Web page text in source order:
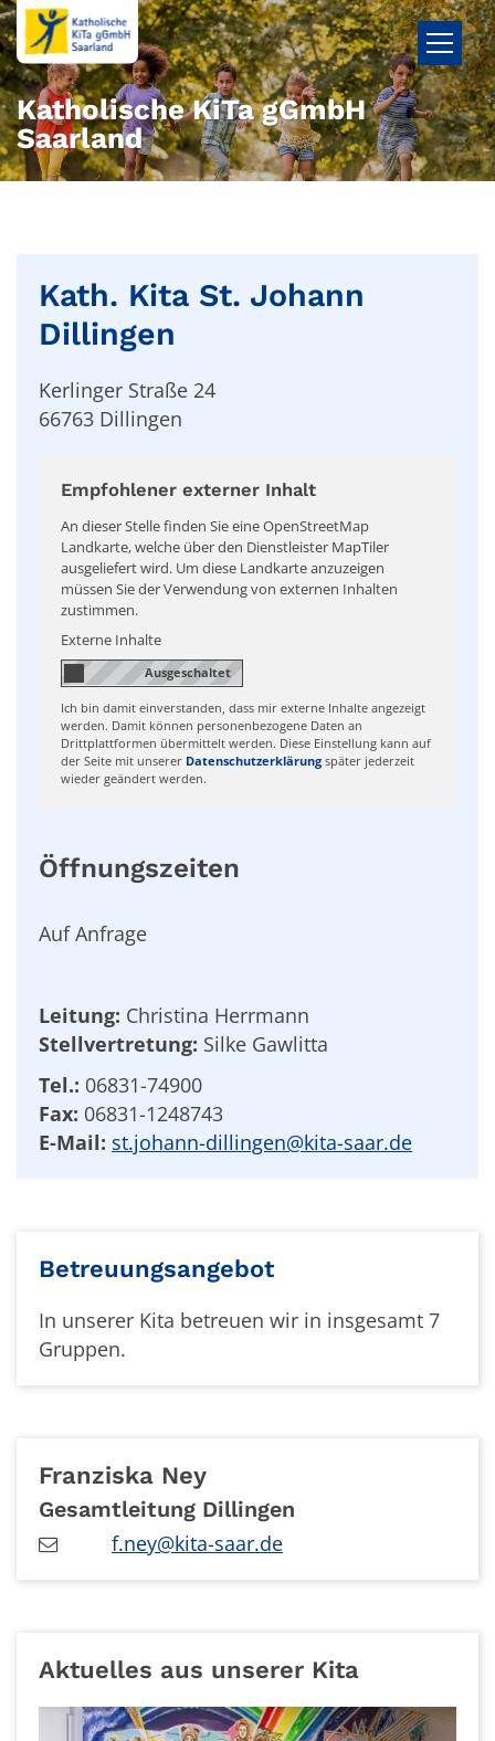
Zum Inhalt springen
Katholische KiTa gGmbH
Saarland
Kath. Kita St. Johann
Dillingen
Kerlinger Straße 24
66763 Dillingen
Empfohlener externer Inhalt
An dieser Stelle finden Sie eine OpenStreetMap
Landkarte, welche über den Dienstleister MapTiler
ausgeliefert wird. Um diese Landkarte anzuzeigen
müssen Sie der Verwendung von externen Inhalten
zustimmen.
Externe Inhalte
Ich bin damit einverstanden, dass mir externe Inhalte angezeigt
werden. Damit können personenbezogene Daten an
Drittplattformen übermittelt werden. Diese Einstellung kann auf
der Seite mit unserer Datenschutzerklärung später jederzeit
wieder geändert werden.
Öffnungszeiten
Auf Anfrage
Leitung: Christina Herrmann
Stellvertretung: Silke Gawlitta
Tel.: 06831-74900
Fax: 06831-1248743
E-Mail: st.johann-dillingen@kita-saar.de
Betreuungsangebot
In unserer Kita betreuen wir in insgesamt 7
Gruppen.
Franziska Ney
Gesamtleitung Dillingen
f.ney@kita-saar.de
Aktuelles aus unserer Kita